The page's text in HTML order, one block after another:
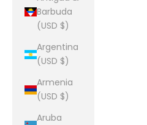
Barbuda
(USD $)
Argentina
(USD $)
Armenia
(USD $)
Aruba